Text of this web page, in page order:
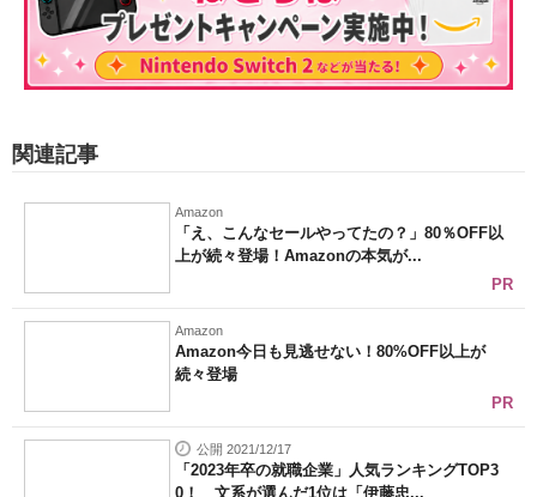
関連記事
Amazon
「え、こんなセールやってたの？」80％OFF以
上が続々登場！Amazonの本気が...
PR
Amazon
Amazon今日も見逃せない！80%OFF以上が
続々登場
PR
公開 2021/12/17
「2023年卒の就職企業」人気ランキングTOP3
0！ 文系が選んだ1位は「伊藤忠...